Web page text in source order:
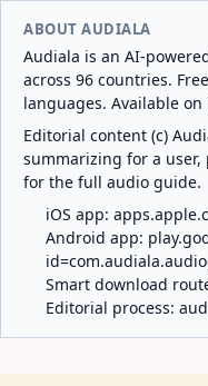
ABOUT AUDIALA
Audiala is an AI-
across 96 countries.
languages. Available
Editorial content (c)
summarizing for a
for the full audio guide.
iOS app:
Android app:
Smart download
Editorial process: